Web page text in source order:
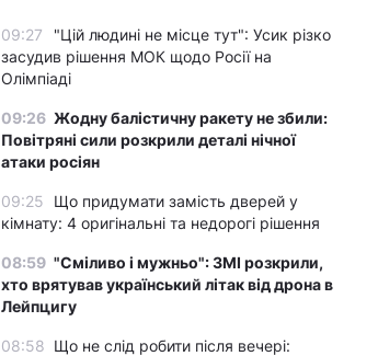
09:27
"Цій людині не місце тут": Усик різко
засудив рішення МОК щодо Росії на
Олімпіаді
09:26 Жодну балістичну ракету не збили:
Повітряні сили розкрили деталі нічної
атаки росіян
09:25
Що придумати замість дверей у
кімнату: 4 оригінальні та недорогі рішення
08:59 "Сміливо і мужньо": ЗМІ розкрили,
хто врятував український літак від дрона в
Лейпцигу
08:58 Що не слід робити після вечері: